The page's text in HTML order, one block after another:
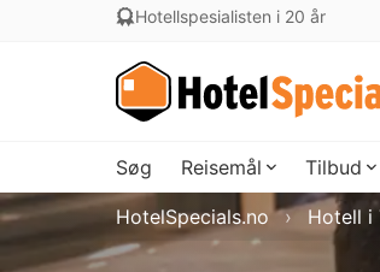
Hotellspesialisten i 20 år
Søg Reisemål Tilbud
HotelSpecials.no Hotell i